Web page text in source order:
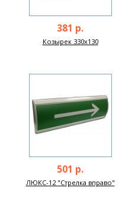
381 р.
Козырек 330х130
501 р.
ЛЮКС-12 "Стрелка вправо"